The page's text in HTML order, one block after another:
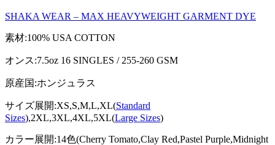
SHAKA WEAR – MAX HEAVYWEIGHT GARMENT DYE
素材:100% USA COTTON
オンス:7.5oz 16 SINGLES / 255-260 GSM
原産国:ホンジュラス
サイズ展開:XS,S,M,L,XL(Standard
Sizes),2XL,3XL,4XL,5XL(Large Sizes)
カラー展開:14色(Cherry Tomato,Clay Red,Pastel Purple,Midnight